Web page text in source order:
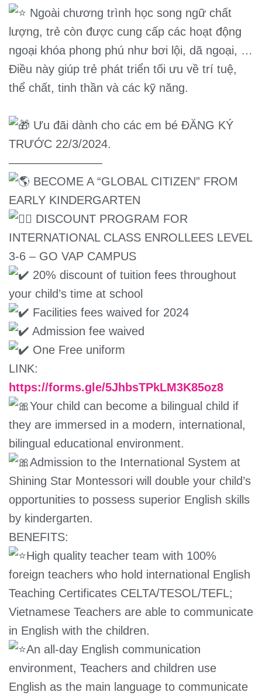
Ngoài chương trình học song ngữ chất
lượng, trẻ còn được cung cấp các hoạt động
ngoại khóa phong phú như bơi lội, dã ngoại, …
Điều này giúp trẻ phát triển tối ưu về trí tuệ,
thể chất, tinh thần và các kỹ năng.
Ưu đãi dành cho các em bé ĐĂNG KÝ
TRƯỚC 22/3/2024.
————————
BECOME A “GLOBAL CITIZEN” FROM
EARLY KINDERGARTEN
DISCOUNT PROGRAM FOR
INTERNATIONAL CLASS ENROLLEES LEVEL
3-6 – GO VAP CAMPUS
20% discount of tuition fees throughout
your child’s time at school
Facilities fees waived for 2024
Admission fee waived
One Free uniform
LINK:
https://forms.gle/5JhbsTPkLM3K85oz8
Your child can become a bilingual child if
they are immersed in a modern, international,
bilingual educational environment.
Admission to the International System at
Shining Star Montessori will double your child’s
opportunities to possess superior English skills
by kindergarten.
BENEFITS:
High quality teacher team with 100%
foreign teachers who hold international English
Teaching Certificates CELTA/TESOL/TEFL;
Vietnamese Teachers are able to communicate
in English with the children.
An all-day English communication
environment, Teachers and children use
English as the main language to communicate